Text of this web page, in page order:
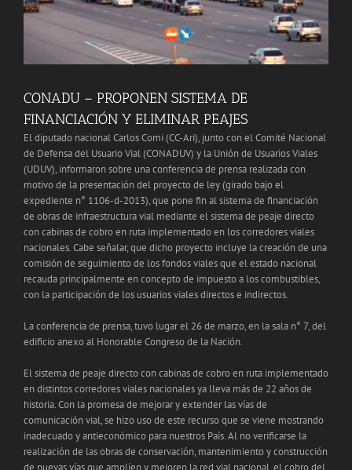
CONADU – PROPONEN SISTEMA DE
FINANCIACIÓN Y ELIMINAR PEAJES
El diputado nacional Carlos Comi (CC-Ari), junto con el Comité Nacional
de Defensa del Usuario Vial (CONADUV) y la Unión de Usuarios Viales
(UDUV), informaron sobre una conferencia de prensa realizada con
motivo de la presentación del proyecto de ley (girado bajo el
expediente n° 1106-d-2013), que pone fin al sistema de financiación
de obras de infraestructura vial mediante el sistema de peaje directo
con cabinas de cobro en ruta implementado en los corredores viales
nacionales. Cabe señalar, que dicho proyecto incluye la creación de una
comisión de seguimiento de los fondos viales que el estado nacional
recauda principalmente en concepto de impuesto a los combustibles,
con la participación de los usuarios viales directos e indirectos.
La conferencia de prensa, tuvo lugar el 26 de marzo, en la sala n° 7, del
edificio anexo al Honorable Congreso de la Nación.
El sistema de peaje directo con cabinas de cobro en ruta implementado
en distintos corredores viales nacionales ya lleva más de 22 años de
historia. Con la promesa de mejorar y extender las vías de
comunicación vial, se hizo uso de este recurso que se viene mostrando
inadecuado y antieconómico para nuestros País. Al no verificarse la
realización de las obras de conservación, mantenimiento y construcción